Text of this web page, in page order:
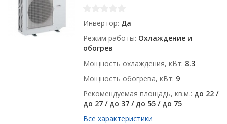
Инвертор Да
Режим работы Охлаждение и
обогрев
Мощность охлаждения, кВт 8.3
Мощность обогрева, кВт 9
Рекомендуемая площадь, кв.м. до 22 /
до 27 / до 37 / до 55 / до 75
Все характеристики